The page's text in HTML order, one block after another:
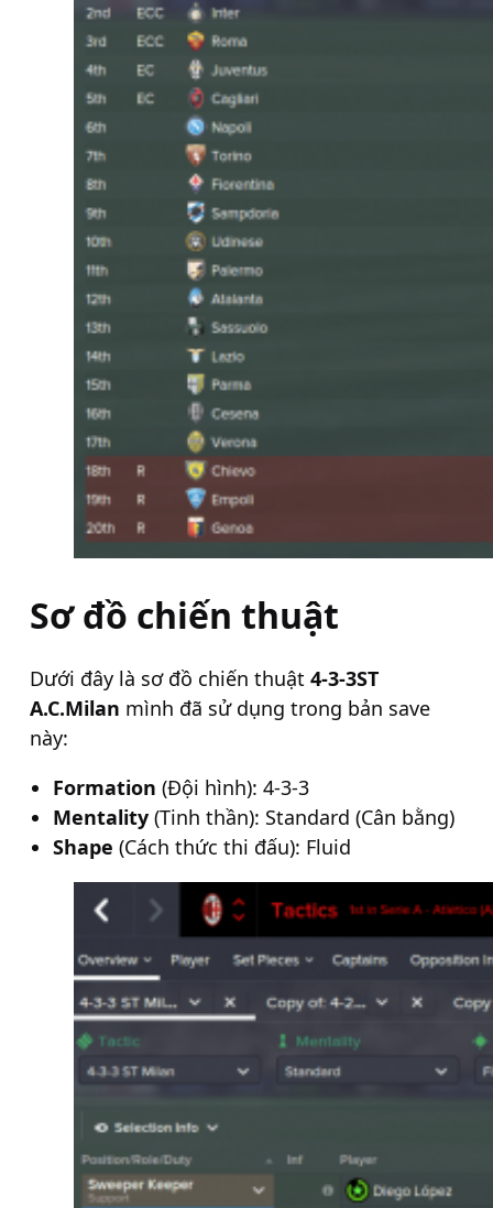
Sơ đồ chiến thuật
Dưới đây là sơ đồ chiến thuật 4-3-3ST
A.C.Milan mình đã sử dụng trong bản save
này:
Formation (Đội hình): 4-3-3
Mentality(Tinh thần): Standard (Cân bằng)
Shape (Cách thức thi đấu): Fluid